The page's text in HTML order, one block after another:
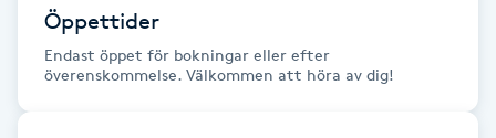
Funktionsanalys
Färgning
Öppettider
Endast öppet för bokningar eller efter
överenskommelse. Välkommen att höra av dig!